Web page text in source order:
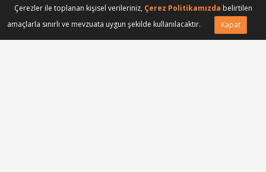
Başvuru Yap
Arkadaşına Gönder
Öğrenci
Satış Elemanı
Freelance
Yeni Mezun
Çerezler ile toplanan kişisel verileriniz, Çerez Politikamızda belirtilen
amaçlarla sınırlı ve mevzuata uygun şekilde kullanılacaktır.
Kapat